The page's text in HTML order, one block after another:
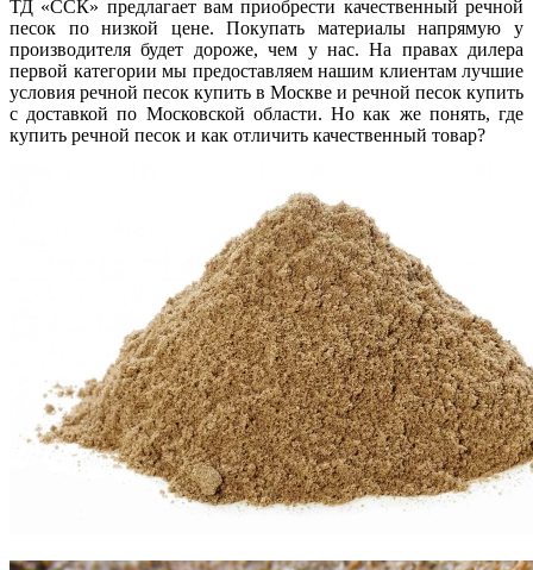
ТД «ССК» предлагает вам приобрести качественный речной
песок по низкой цене. Покупать материалы напрямую у
производителя будет дороже, чем у нас. На правах дилера
первой категории мы предоставляем нашим клиентам лучшие
условия речной песок купить в Москве и речной песок купить
с доставкой по Московской области. Но как же понять, где
купить речной песок и как отличить качественный товар?